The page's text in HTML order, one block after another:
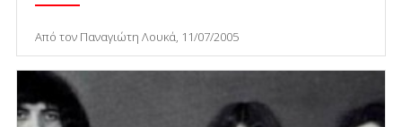
Από τον Παναγιώτη Λουκά, 11/07/2005